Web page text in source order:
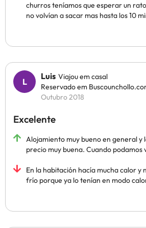
churros teníamos que esperar un
no volvían a sacar mas hasta los 10
Luis Viajou em casal
Reservado em
Outubro 2018
Excelente
Alojamiento muy bueno en general y
precio muy buena. Cuando podamos
En la habitación hacía mucha calor y
frío porque ya lo tenían en modo